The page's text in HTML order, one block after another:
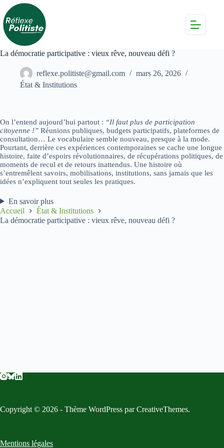
Passer
au
contenu
La démocratie participative : vieux rêve, nouveau défi ?
reflexe.politiste@gmail.com
mars 26, 2026
État & Institutions
On l’entend aujourd’hui partout : “Il faut plus de participation
citoyenne !” Réunions publiques, budgets participatifs, plateformes de
consultation… Le vocabulaire semble nouveau, presque à la mode.
Pourtant, derrière ces expériences contemporaines se cache une longue
histoire, faite d’espoirs révolutionnaires, de récupérations politiques, de
moments de recul et de retours inattendus. Une histoire où
s’entremêlent savoirs, mobilisations, institutions, sans jamais que les
idées n’expliquent tout seules les pratiques.
En savoir plus
Accueil
État & Institutions
La démocratie participative : vieux rêve, nouveau défi ?
Copyright © 2026 - Thème WordPress parCreativeThemes.
Mentions légales